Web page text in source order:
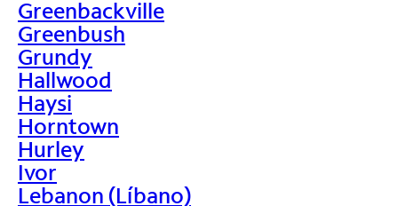
Greenbackville
Greenbush
Grundy
Hallwood
Haysi
Horntown
Hurley
Ivor
Lebanon (Líbano)